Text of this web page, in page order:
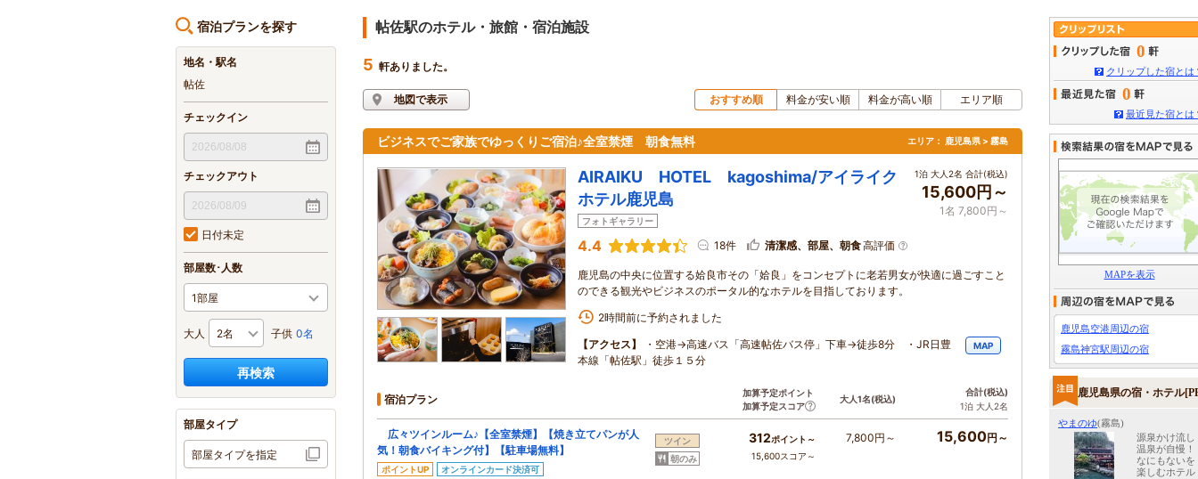
宿泊プランを探す
地名・駅名
帖佐
チェックイン
チェックアウト
日付未定
部屋数･人数
大人 子供 0名
再検索
部屋タイプ
部屋タイプを指定
帖佐駅のホテル・旅館・宿泊施設
5 軒ありました。
地図で表示 おすすめ順 料金が安い順 料金が高い順 エリア順
ビジネスでご家族でゆっくりご宿泊♪全室禁煙 朝食無料 エリア： 鹿児島県 > 霧島
AIRAIKU HOTEL kagoshima/アイライク
ホテル鹿児島
フォトギャラリー
1泊 大人2名 合計(税込)
15,600円～
1名 7,800円～
4.4 18件 清潔感、部屋、朝食高評価
鹿児島の中央に位置する姶良市その「姶良」をコンセプトに老若男女が快適に過ごすこと
のできる観光やビジネスのポータル的なホテルを目指しております。
2時間前に予約されました
【アクセス】
・空港→高速バス「高速帖佐バス停」下車→徒歩8分 ・JR日豊
本線「帖佐駅」徒歩１５分
MAP
宿泊プラン
加算予定ポイント
加算予定スコア
大人1名(税込)
合計(税込)
1泊 大人2名
広々ツインルーム♪【全室禁煙】【焼き立てパンが人
気！朝食バイキング付】【駐車場無料】
ポイントUP オンラインカード決済可
ツイン
朝のみ
312ポイント～
15,600スコア～
7,800円～ 15,600円～
0
クリップした宿とは
0
最近見た宿とは
MAPを表示
鹿児島空港周辺の宿
霧島神宮駅周辺の宿
鹿児島県の宿・ホテル
やまのゆ(霧島)
源泉かけ流し
温泉が自慢！
なにもないを
楽しむホテル